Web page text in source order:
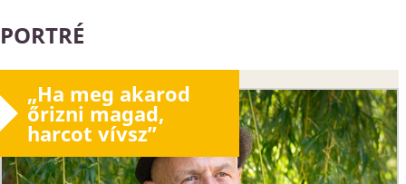
PORTRÉ
„Ha meg akarod
őrizni magad,
harcot vívsz”